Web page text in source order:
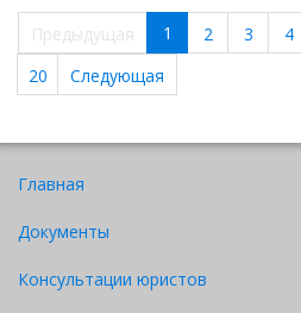
Предыдущая 1 2 3 4
20
Следующая
Главная
Документы
Консультации юристов